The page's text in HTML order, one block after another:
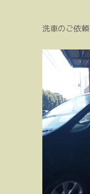
洗車のご依頼